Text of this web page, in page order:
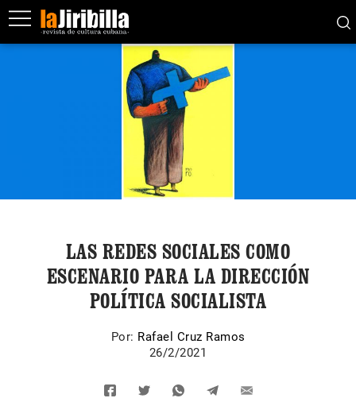
LAS REDES SOCIALES COMO
ESCENARIO PARA LA DIRECCIÓN
POLÍTICA SOCIALISTA
Por: Rafael Cruz Ramos
26/2/2021